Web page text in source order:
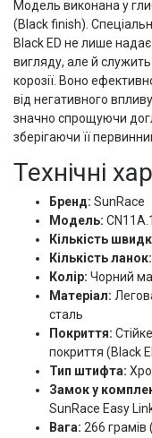
Модель виконана у
(Black finish).
Black ED не лише
вигляду, але й
корозії. Воно
від негативного
значно спрощуючи
зберігаючи її
Технічні
Бренд: SunRace
Модель:
Кількість
Кількість ланок:
Колір: Чорний
Матеріал:
сталь
Покриття:
покриття (Black
Тип штифта:
Замок у
SunRace Easy
Вага: 266